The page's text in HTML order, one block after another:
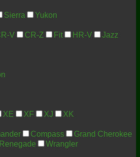
Sierra
Yukon
V CR-Z Fit HR-V
Jazz
XE XF XJ
XK
Compass
Grand Cherokee
Renegade
Wrangler